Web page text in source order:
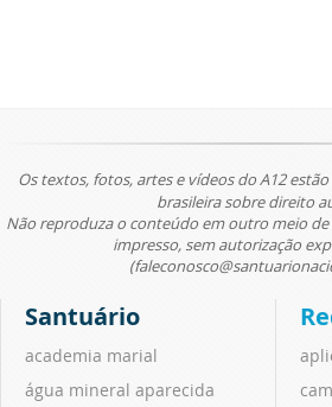
Os textos, fotos, artes e vídeos do A12
brasileira sobre direito
Não reproduza o conteúdo em outro meio
impresso, sem autorização
Santuário
academia marial
água mineral aparecida